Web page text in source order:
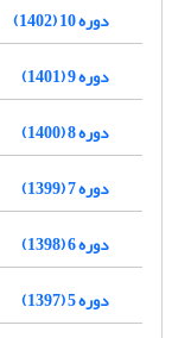
دوره 10 (1402)
دوره 9 (1401)
دوره 8 (1400)
دوره 7 (1399)
دوره 6 (1398)
دوره 5 (1397)